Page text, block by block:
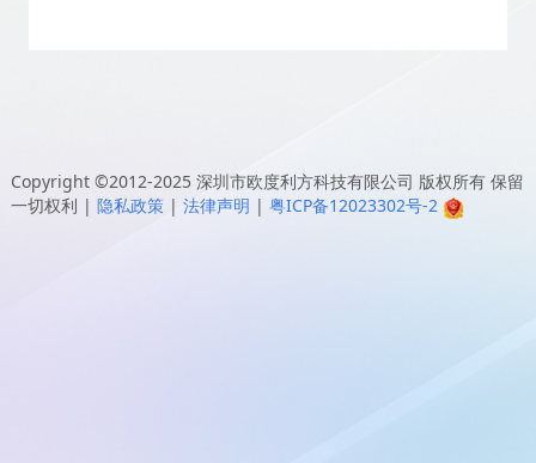
Copyright ©2012-2025 深圳市欧度利方科技有限公司 版权所有 保留
一切权利 | 隐私政策 | 法律声明 | 粤ICP备12023302号-2